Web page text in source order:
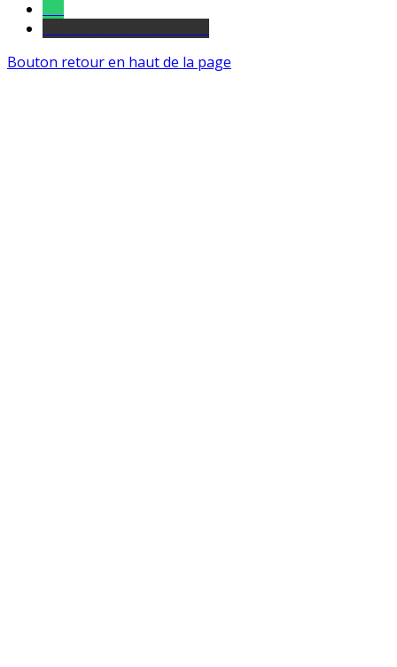
Bouton retour en haut de la page